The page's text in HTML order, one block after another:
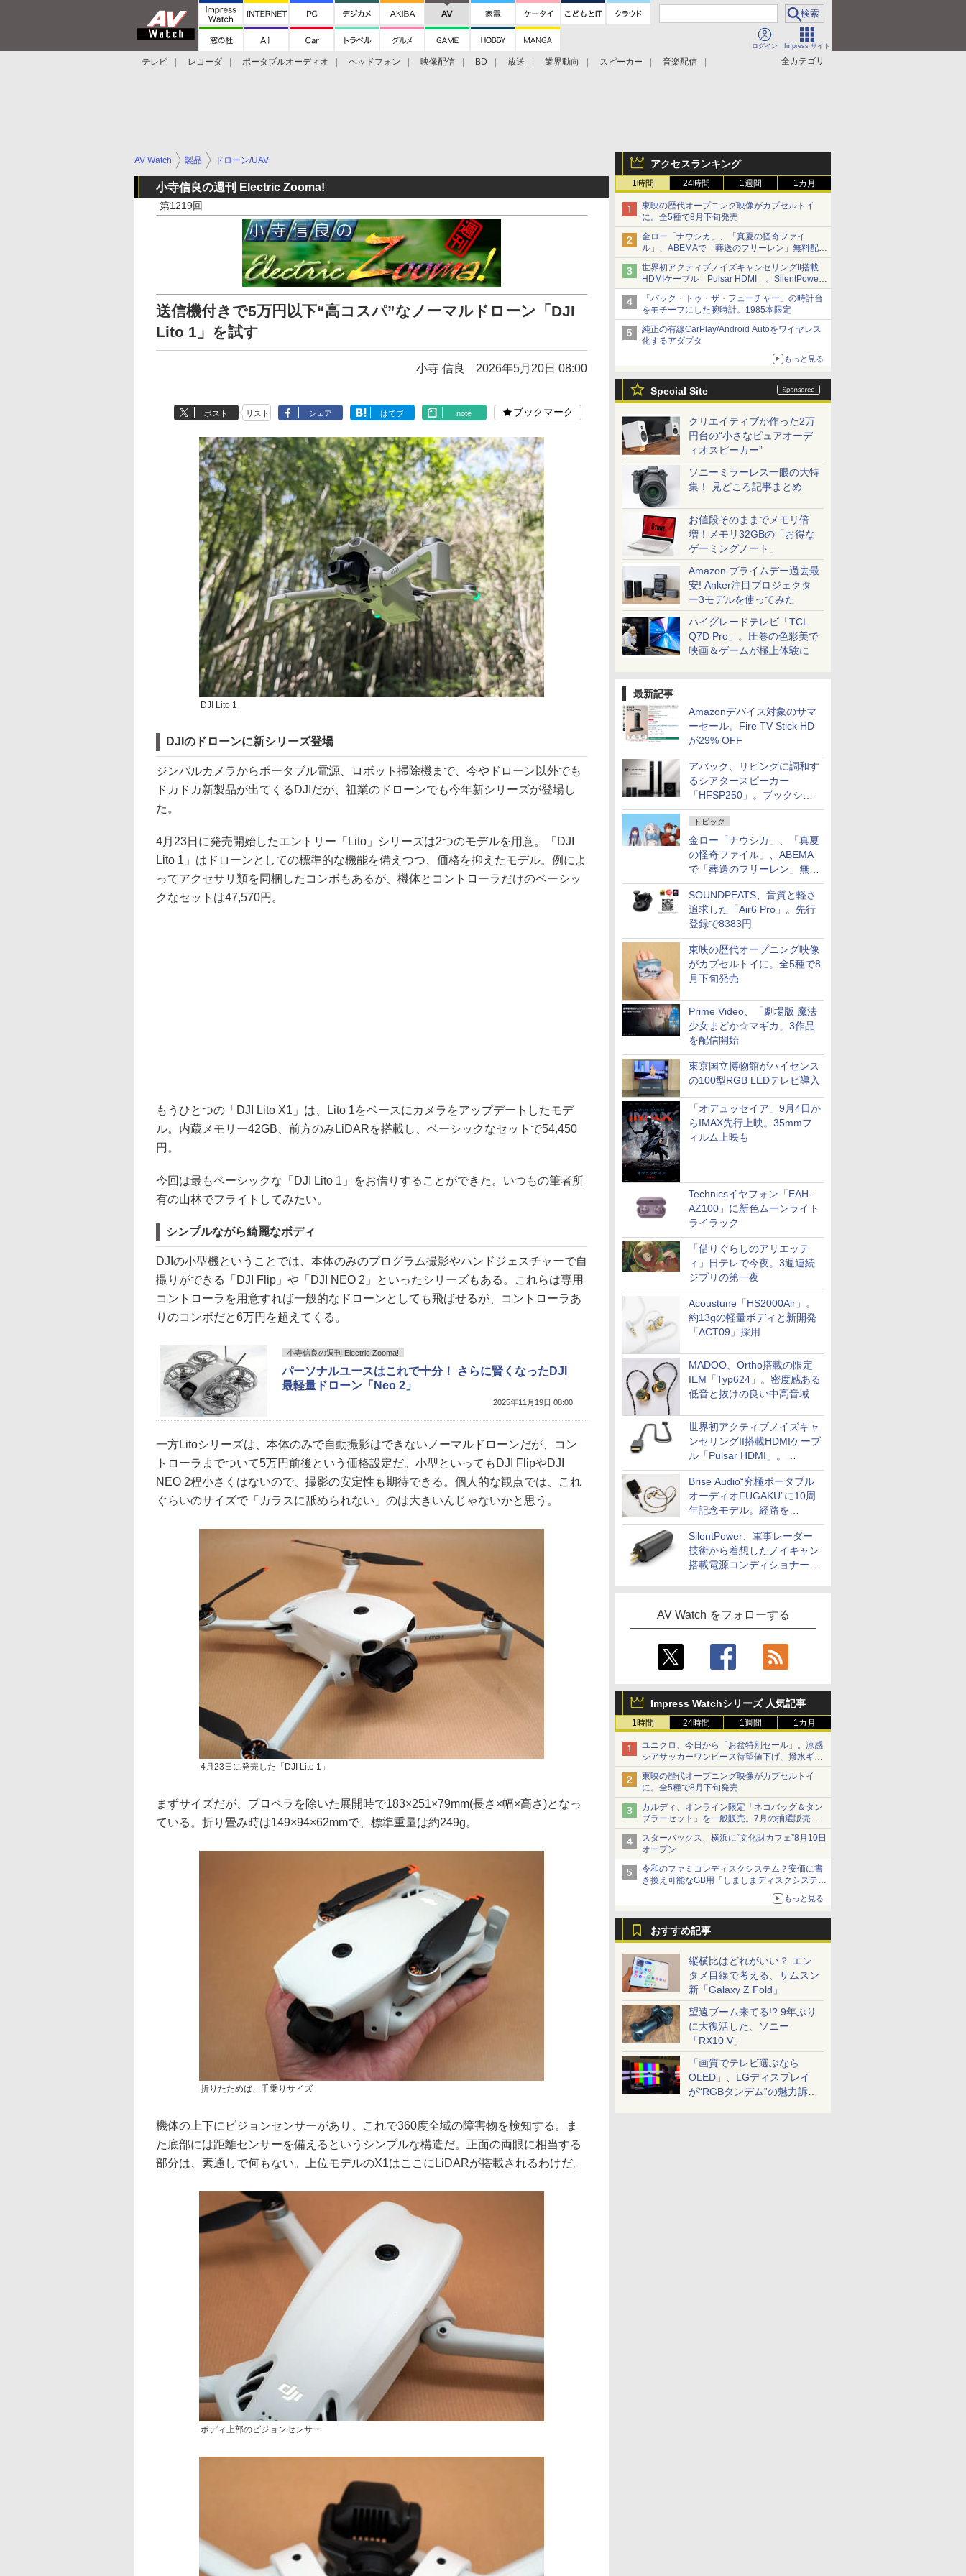
ログイン Impress サイト
全カテゴリ
テレビ レコーダ ポータブルオーディオ ヘッドフォン 映像配信 BD 放送 業界動向 スピーカー
音楽配信
アクセスランキング
1時間 24時間 1週間 1カ月
東映の歴代オープニング映像がカプセルトイ
に。全5種で8月下旬発売
金ロー「ナウシカ」、「真夏の怪奇ファイ
ル」、ABEMAで「葬送のフリーレン」無料配信
など。夏の特番・配信情報
世界初アクティブノイズキャンセリングII搭載
HDMIケーブル「Pulsar HDMI」。SilentPower
から
「バック・トゥ・ザ・フューチャー」の時計台
をモチーフにした腕時計。1985本限定
純正の有線CarPlay/Android Autoをワイヤレス
化するアダプタ
もっと見る
Special Site
クリエイティブが作った2万
円台の“小さなピュアオーデ
ィオスピーカー”
ソニーミラーレス一眼の大特
集！ 見どころ記事まとめ
お値段そのままでメモリ倍
増！メモリ32GBの「お得な
ゲーミングノート」
Amazon プライムデー過去最
安! Anker注目プロジェクタ
ー3モデルを使ってみた
ハイグレードテレビ「TCL
Q7D Pro」。圧巻の色彩美で
映画＆ゲームが極上体験に
最新記事
Amazonデバイス対象のサマ
ーセール。Fire TV Stick HD
が29% OFF
アバック、リビングに調和す
るシアタースピーカー
「HFSP250」。ブックシェ
ルフはペア3万円以下
トピック
金ロー「ナウシカ」、「真夏
の怪奇ファイル」、ABEMA
で「葬送のフリーレン」無料
配信など。夏の特番・配信情
報
SOUNDPEATS、音質と軽さ
追求した「Air6 Pro」。先行
登録で8383円
東映の歴代オープニング映像
がカプセルトイに。全5種で8
月下旬発売
Prime Video、「劇場版 魔法
少女まどか☆マギカ」3作品
を配信開始
東京国立博物館がハイセンス
の100型RGB LEDテレビ導入
「オデュッセイア」9月4日か
らIMAX先行上映。35mmフ
ィルム上映も
Technicsイヤフォン「EAH-
AZ100」に新色ムーンライト
ライラック
「借りぐらしのアリエッテ
ィ」日テレで今夜。3週連続
ジブリの第一夜
Acoustune「HS2000Air」。
約13gの軽量ボディと新開発
「ACT09」採用
MADOO、Ortho搭載の限定
IEM「Typ624」。密度感ある
低音と抜けの良い中高音域
世界初アクティブノイズキャ
ンセリングII搭載HDMIケーブ
ル「Pulsar HDMI」。
SilentPowerから
Brise Audio“究極ポータブル
オーディオFUGAKU”に10周
年記念モデル。経路を
NISHIKIで統一。400万円
SilentPower、軍事レーダー
技術から着想したノイキャン
搭載電源コンディショナー
AV Watch をフォローする
Impress Watchシリーズ 人気記事
1時間 24時間 1週間 1カ月
ユニクロ、今日から「お盆特別セール」。涼感
シアサッカーワンピース待望値下げ、撥水ギア
ショーツは1990円に
東映の歴代オープニング映像がカプセルトイ
に。全5種で8月下旬発売
カルディ、オンライン限定「ネコバッグ＆タン
ブラーセット」を一般販売。7月の抽選販売の
当選無効分
スターバックス、横浜に“文化財カフェ”8月10日
オープン
令和のファミコンディスクシステム？安価に書
き換え可能なGB用「しましまディスクシステ
もっと見る
おすすめ記事
縦横比はどれがいい？ エン
タメ目線で考える、サムスン
新「Galaxy Z Fold」
望遠ブーム来てる!? 9年ぶり
に大復活した、ソニー
「RX10 V」
「画質でテレビ選ぶなら
OLED」、LGディスプレイ
が“RGBタンデム”の魅力訴
AV Watch 製品 ドローン/UAV
小寺信良の週刊 Electric Zooma!
第1219回
送信機付きで5万円以下“高コスパ”なノーマルドローン「DJI
Lito 1」を試す
小寺 信良 2026年5月20日 08:00
ポスト リスト シェア はてブ note ブックマーク
DJI Lito 1
DJIのドローンに新シリーズ登場
ジンバルカメラからポータブル電源、ロボット掃除機まで、今やドローン以外でも
ドカドカ新製品が出てくるDJIだが、祖業のドローンでも今年新シリーズが登場し
た。
4月23日に発売開始したエントリー「Lito」シリーズは2つのモデルを用意。「DJI
Lito 1」はドローンとしての標準的な機能を備えつつ、価格を抑えたモデル。例によ
ってアクセサリ類を同梱したコンボもあるが、機体とコントローラだけのベーシッ
クなセットは47,570円。
もうひとつの「DJI Lito X1」は、Lito 1をベースにカメラをアップデートしたモデ
ル。内蔵メモリー42GB、前方のみLiDARを搭載し、ベーシックなセットで54,450
円。
今回は最もベーシックな「DJI Lito 1」をお借りすることができた。いつもの筆者所
有の山林でフライトしてみたい。
シンプルながら綺麗なボディ
DJIの小型機ということでは、本体のみのプログラム撮影やハンドジェスチャーで自
撮りができる「DJI Flip」や「DJI NEO 2」といったシリーズもある。これらは専用
コントローラを用意すれば一般的なドローンとしても飛ばせるが、コントローラあ
りのコンボだと6万円を超えてくる。
小寺信良の週刊 Electric Zooma!
パーソナルユースはこれで十分！ さらに賢くなったDJI
最軽量ドローン「Neo 2」
2025年11月19日 08:00
一方Litoシリーズは、本体のみで自動撮影はできないノーマルドローンだが、コン
トローラまでついて5万円前後という価格設定だ。小型といってもDJI FlipやDJI
NEO 2程小さくはないので、撮影の安定性も期待できる。個人的な観点では、これ
ぐらいのサイズで「カラスに舐められない」のは大きいんじゃないかと思う。
4月23日に発売した「DJI Lito 1」
まずサイズだが、プロペラを除いた展開時で183×251×79mm(長さ×幅×高さ)となっ
ている。折り畳み時は149×94×62mmで、標準重量は約249g。
折りたためば、手乗りサイズ
機体の上下にビジョンセンサーがあり、これで360度全域の障害物を検知する。ま
た底部には距離センサーを備えるというシンプルな構造だ。正面の両眼に相当する
部分は、素通しで何もない。上位モデルのX1はここにLiDARが搭載されるわけだ。
ボディ上部のビジョンセンサー